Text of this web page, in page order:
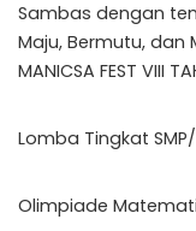
Sambas dengan
Maju, Bermutu, dan
MANICSA FEST VIII
Lomba Tingkat
Olimpiade